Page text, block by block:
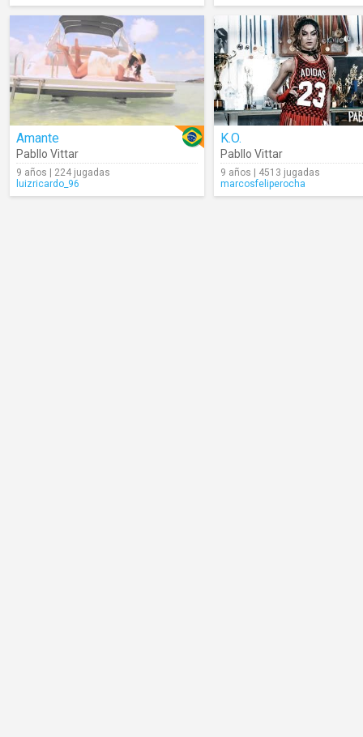
Amante
Pabllo Vittar
9 años | 224 jugadas
luizricardo_96
K.O.
Pabllo Vittar
9 años | 4513 jugadas
marcosfeliperocha